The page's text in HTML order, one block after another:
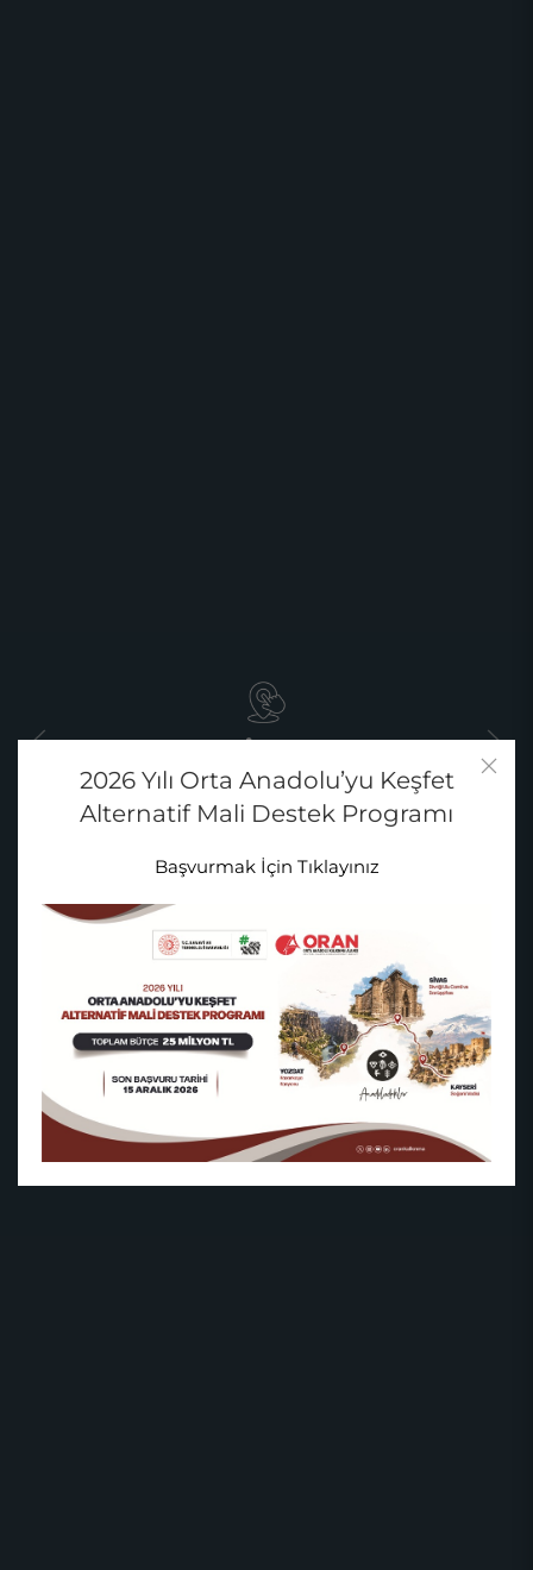
2026 Yılı Orta Anadolu’yu Keşfet
Alternatif Mali Destek Programı
Başvurmak İçin Tıklayınız
Sivas
Divriği Ulu Camii ve Darüşşifası